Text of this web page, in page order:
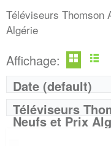
Téléviseurs Thomson
Algérie
Affichage:
Date (default)
Téléviseurs
Neufs et Prix